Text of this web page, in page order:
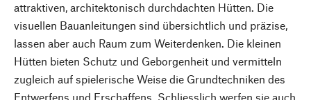
attraktiven, architektonisch durchdachten Hütten. Die
visuellen Bauanleitungen sind übersichtlich und präzise,
lassen aber auch Raum zum Weiterdenken. Die kleinen
Hütten bieten Schutz und Geborgenheit und vermitteln
zugleich auf spielerische Weise die Grundtechniken des
Entwerfens und Erschaffens. Schliesslich werfen sie auch